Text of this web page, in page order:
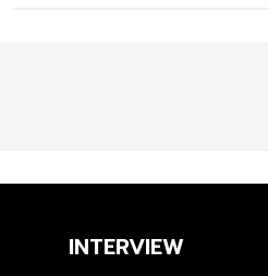
INTERVIEW